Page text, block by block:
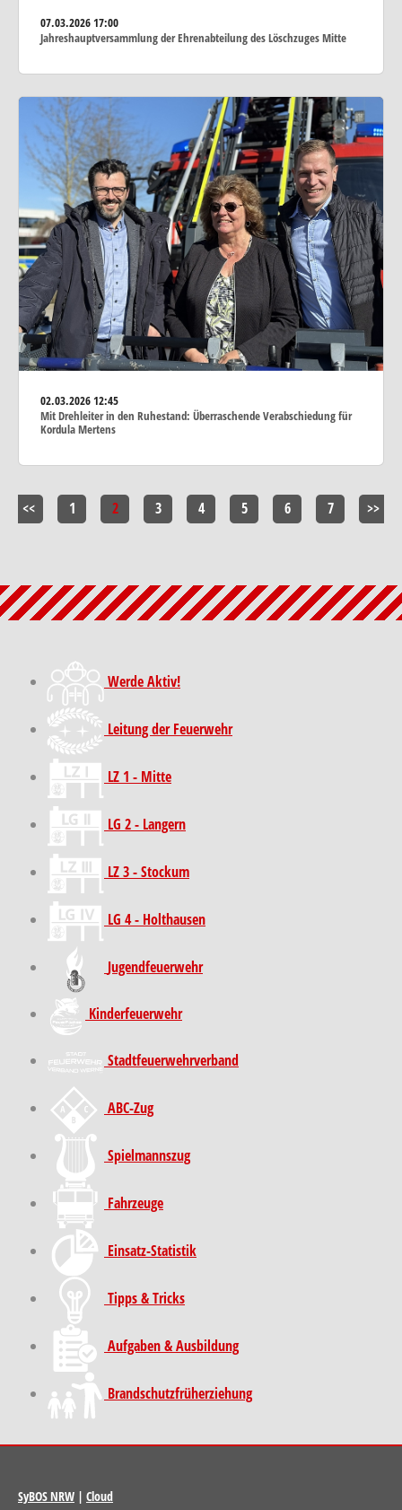
07.03.202617:00
Jahreshauptversammlung der Ehrenabteilung des Löschzuges Mitte
02.03.202612:45
Mit Drehleiter in den Ruhestand: Überraschende Verabschiedung für
Kordula Mertens
<< 1 2 3 4 5 6 7 >>
Werde Aktiv!
Leitung der Feuerwehr
LZ 1 - Mitte
LG 2 - Langern
LZ 3 - Stockum
LG 4 - Holthausen
Jugendfeuerwehr
Kinder­feuer­wehr
Stadt­feuer­wehr­verband
ABC-Zug
Spielmannszug
Fahrzeuge
Einsatz-Statistik
Tipps & Tricks
Aufgaben & Ausbildung
Brand­schutz­früh­erziehung
SyBOS NRW | Cloud